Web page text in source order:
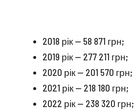
2018 рік — 58 871 грн;
2019 рік — 277 211 грн;
2020 рік — 201 570 грн;
2021 рік — 218 180 грн;
2022 рік — 238 320 грн;